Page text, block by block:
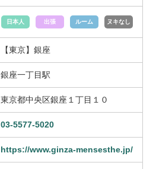
日本人 出張 ルーム ヌキなし
【東京】銀座
銀座一丁目駅
東京都中央区銀座１丁目１０
03-5577-5020
https://www.ginza-mensesthe.jp/